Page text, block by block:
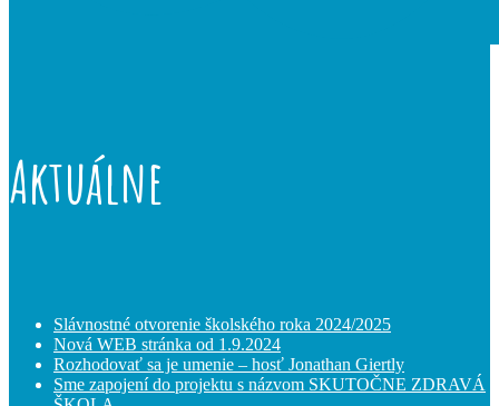
Aktuálne
Slávnostné otvorenie školského roka 2024/2025
Nová WEB stránka od 1.9.2024
Rozhodovať sa je umenie – hosť Jonathan Giertly
Sme zapojení do projektu s názvom SKUTOČNE ZDRAVÁ